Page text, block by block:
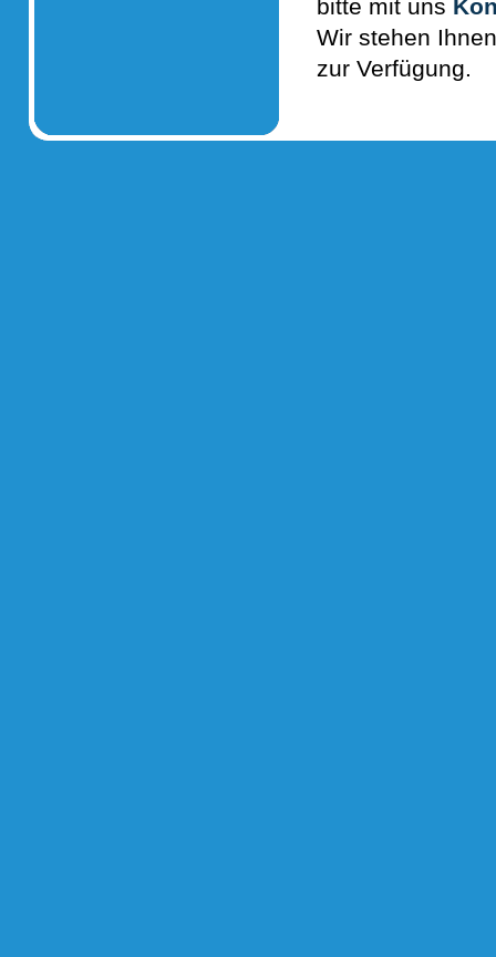
bitte mit uns
Wir stehen
zur Verfügung.